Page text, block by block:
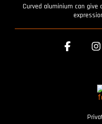
Curved aluminium can give
Facebook